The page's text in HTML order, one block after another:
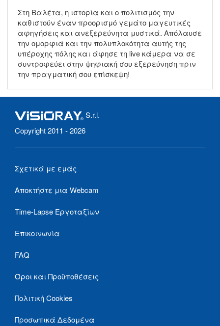
Στη Βαλέτα, η ιστορία και ο πολιτισμός την
καθιστούν έναν προορισμό γεμάτο μαγευτικές
αφηγήσεις και ανεξερεύνητα μυστικά. Απόλαυσε
την ομορφιά και την πολυπλοκότητα αυτής της
υπέροχης πόλης και άφησε τη live κάμερα να σε
συντροφεύει στην ψηφιακή σου εξερεύνηση πριν
την πραγματική σου επίσκεψη!
S.r.l.
Copyright 2011 - 2026
Σχετικά με εμάς
Αποκτήστε μια Webcam
Time-Lapse Εργοταξίων
Επικοινωνία
FAQ
Όροι και Προϋποθέσεις
Πολιτική Cookies
Προσωπικά Δεδομένα